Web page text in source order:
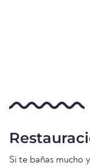
Si te bañas mucho